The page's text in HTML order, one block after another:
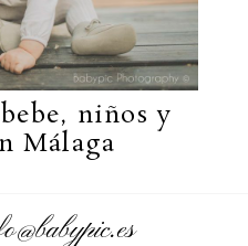
niños y
Málaga